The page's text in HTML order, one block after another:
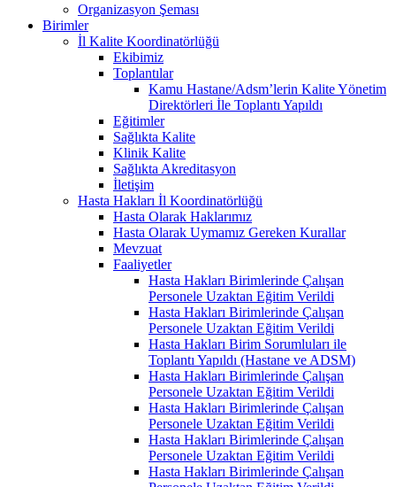
Organizasyon Şeması
Birimler
İl Kalite Koordinatörlüğü
Ekibimiz
Toplantılar
Kamu Hastane/Adsm’lerin Kalite Yönetim
Direktörleri İle Toplantı Yapıldı
Eğitimler
Sağlıkta Kalite
Klinik Kalite
Sağlıkta Akreditasyon
İletişim
Hasta Hakları İl Koordinatörlüğü
Hasta Olarak Haklarımız
Hasta Olarak Uymamız Gereken Kurallar
Mevzuat
Faaliyetler
Hasta Hakları Birimlerinde Çalışan
Personele Uzaktan Eğitim Verildi
Hasta Hakları Birimlerinde Çalışan
Personele Uzaktan Eğitim Verildi
Hasta Hakları Birim Sorumluları ile
Toplantı Yapıldı (Hastane ve ADSM)
Hasta Hakları Birimlerinde Çalışan
Personele Uzaktan Eğitim Verildi
Hasta Hakları Birimlerinde Çalışan
Personele Uzaktan Eğitim Verildi
Hasta Hakları Birimlerinde Çalışan
Personele Uzaktan Eğitim Verildi
Hasta Hakları Birimlerinde Çalışan